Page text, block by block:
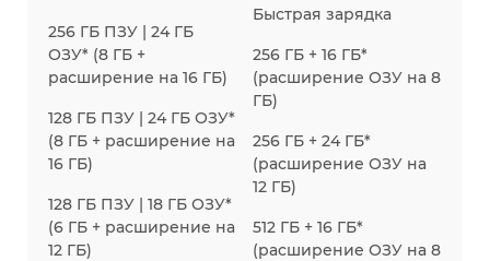
256 ГБ ПЗУ | 24 ГБ
ОЗУ* (8 ГБ +
расширение на 16 ГБ)
128 ГБ ПЗУ | 24 ГБ ОЗУ*
(8 ГБ + расширение на
16 ГБ)
128 ГБ ПЗУ | 18 ГБ ОЗУ*
(6 ГБ + расширение на
12 ГБ)
Быстрая зарядка
256 ГБ + 16 ГБ*
(расширение ОЗУ на 8
ГБ)
256 ГБ + 24 ГБ*
(расширение ОЗУ на
12 ГБ)
512 ГБ + 16 ГБ*
(расширение ОЗУ на 8